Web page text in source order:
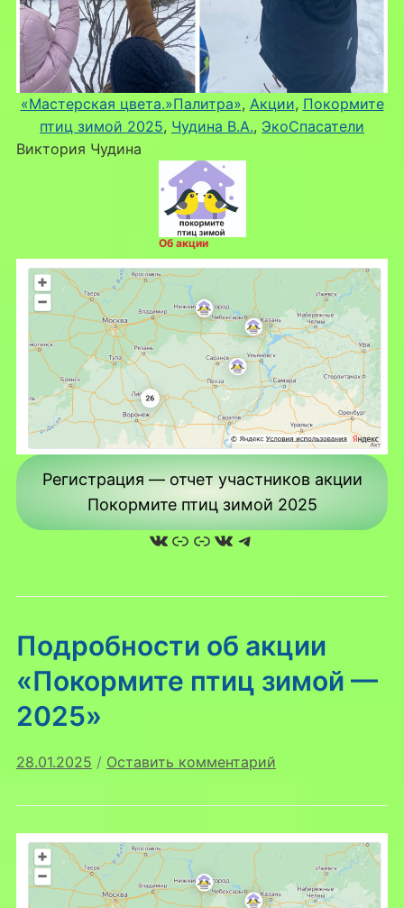
«Мастерская цвета.»Палитра», Акции, Покормите
птиц зимой 2025, Чудина В.А., ЭкоСпасатели
Виктория Чудина
Об акции
Регистрация — отчет участников акции
Покормите птиц зимой 2025
ВКонтакте
Ссылка
Ссылка
ВКонтакте
Telegram
Подробности об акции
«Покормите птиц зимой —
2025»
28.01.2025 / Оставить комментарий